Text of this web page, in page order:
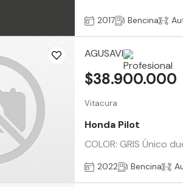
2017 Bencina
AGUSAVI
Vitacura
Honda Pilot
COLOR: GRIS Único
$38.900.000
2022 Bencina